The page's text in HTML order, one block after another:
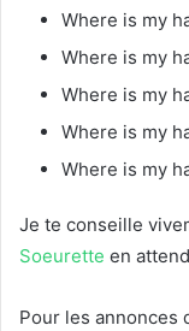
Where is my
Where is my
Where is my
Where is my
Where is my
Je te conseille
Soeurette en
Pour les annonces